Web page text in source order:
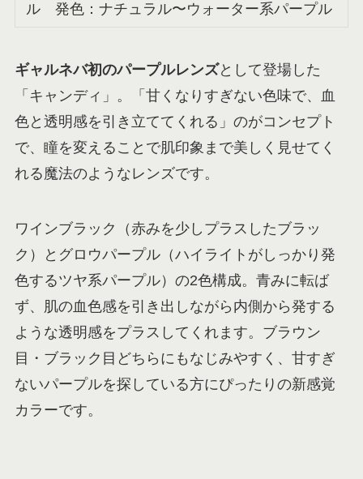
ル 発色：ナチュラル〜ウォーター系パープル
ギャルネバ初のパープルレンズとして登場した
「キャンディ」。「甘くなりすぎない色味で、血
色と透明感を引き立ててくれる」のがコンセプト
で、瞳を変えることで肌印象まで美しく見せてく
れる魔法のようなレンズです。
ワインブラック（赤みを少しプラスしたブラッ
ク）とグロウパープル（ハイライトがしっかり発
色するツヤ系パープル）の2色構成。青みに転ば
ず、肌の血色感を引き出しながら内側から発する
ような透明感をプラスしてくれます。ブラウン
目・ブラック目どちらにもなじみやすく、甘すぎ
ないパープルを探している方にぴったりの新感覚
カラーです。